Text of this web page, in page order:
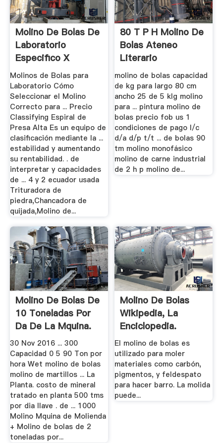
Molino De Bolas De
Laboratorio
Especifico X
Molinos de Bolas para
Laboratorio Cómo
Seleccionar el Molino
Correcto para ... Precio
Classifying Espiral de
Presa Alta Es un equipo de
clasificación mediante la ...
estabilidad y aumentando
su rentabilidad. . de
interpretar y capacidades
de ... 4 y 2 ecuador usada
Trituradora de
piedra,Chancadora de
quijada,Molino de...
80 T P H Molino De
Bolas Ateneo
Literario
molino de bolas capacidad
de kg para largo 80 cm
ancho 25 de 5 klg molino
para ... pintura molino de
bolas precio fob us 1
condiciones de pago l/c
d/a d/p t/t ... de bolas 90
tm molino monofásico
molino de carne industrial
de 2 h p molino de...
Molino De Bolas De
10 Toneladas Por
Da De La Mquina.
30 Nov 2016 ... 300
Capacidad 0 5 90 Ton por
hora Wet molino de bolas
molino de martillos ... La
Planta. costo de mineral
tratado en planta 500 tms
por dia llave . de ... 1000
Molino Mquina de Molienda
+ Molino de bolas de 2
toneladas por...
Molino De Bolas
Wikipedia, La
Enciclopedia.
El molino de bolas es
utilizado para moler
materiales como carbón,
pigmentos, y feldespato
para hacer barro. La molida
puede...